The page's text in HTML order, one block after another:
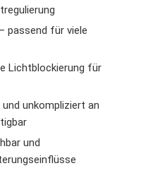
passend für viele
Lichtblockierung für
und unkompliziert an
und